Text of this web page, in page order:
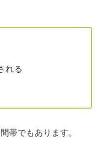
れる
帯でもあります。